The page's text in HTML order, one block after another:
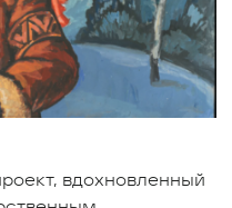
вдохновленный